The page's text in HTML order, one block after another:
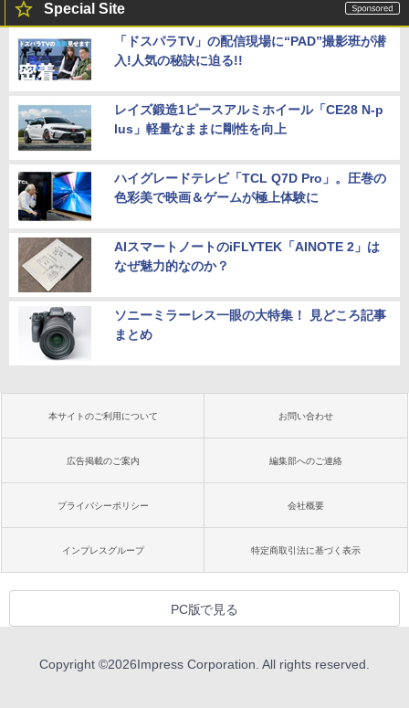
5
8世代[Core i5 8250U 8GB SSD256GB
無線 カメラ 13.3型 ブラック] :良品
Special Site
「ドスパラTV」の配信現場に“PAD”撮影班が潜
入!人気の秘訣に迫る!!
レイズ鍛造1ピースアルミホイール「CE28 N-p
lus」軽量なままに剛性を向上
ハイグレードテレビ「TCL Q7D Pro」。圧巻の
色彩美で映画＆ゲームが極上体験に
AIスマートノートのiFLYTEK「AINOTE 2」は
なぜ魅力的なのか？
ソニーミラーレス一眼の大特集！ 見どころ記事
まとめ
本サイトのご利用について お問い合わせ
広告掲載のご案内 編集部へのご連絡
プライバシーポリシー 会社概要
インプレスグループ 特定商取引法に基づく表示
PC版で見る
Copyright ©2026Impress Corporation. All rights reserved.